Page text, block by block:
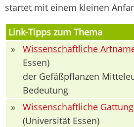
startet mit einem kleinen
Link-Tipps zum Thema
»
Wissenschaftliche
Essen)
der Gefäßpflanzen
Bedeutung
»
Wissenschaftliche
(Universität Essen)